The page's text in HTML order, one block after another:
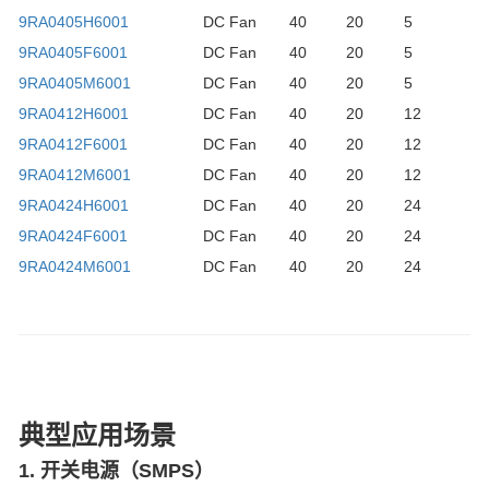
9RA0405H6001 DC Fan 40 20 5
9RA0405F6001
DC Fan 40 20 5
9RA0405M6001
DC Fan 40 20 5
9RA0412H6001
DC Fan 40 20 12
9RA0412F6001
DC Fan 40 20 12
9RA0412M6001
DC Fan 40 20 12
9RA0424H6001
DC Fan 40 20 24
9RA0424F6001
DC Fan 40 20 24
9RA0424M6001
DC Fan 40 20 24
典型应用场景
1. 开关电源（SMPS）